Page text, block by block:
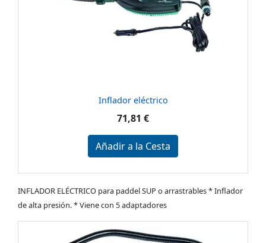
Inflador eléctrico
71,81 €
Añadir a la Cesta
INFLADOR ELÉCTRICO para paddel SUP o arrastrables * Inflador
de alta presión. * Viene con 5 adaptadores